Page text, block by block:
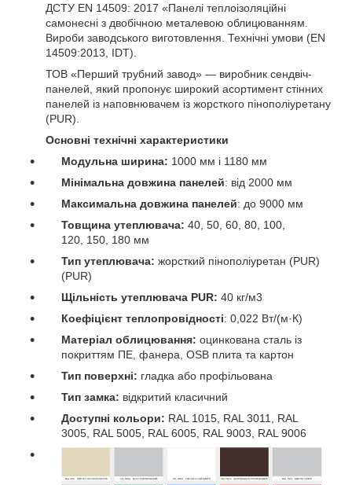
ДСТУ EN 14509: 2017 «Панелі теплоізоляційні
самонесні з двобічною металевою облицюванням.
Вироби заводського виготовлення. Технічні умови (EN
14509:2013, IDT).
ТОВ «Перший трубний завод» — виробник сендвіч-
панелей, який пропонує широкий асортимент стінних
панелей із наповнювачем із жорсткого пінополіуретану
(PUR).
Основні технічні характеристики
Модульна ширина: 1000 мм і 1180 мм
Мінімальна довжина панелей: від 2000 мм
Максимальна довжина панелей: до 9000 мм
Товщина утеплювача: 40, 50, 60, 80, 100,
120, 150, 180 мм
Тип утеплювача: жорсткий пінополіуретан (PUR)
(PUR)
Щільність утеплювача PUR: 40 кг/м3
Коефіцієнт теплопровідності: 0,022 Вт/(м·К)
Матеріал облицювання: оцинкована сталь із
покриттям ПЕ, фанера, OSB плита та картон
Тип поверхні: гладка або профільована
Тип замка: відкритий класичний
Доступні кольори: RAL 1015, RAL 3011, RAL
3005, RAL 5005, RAL 6005, RAL 9003, RAL 9006